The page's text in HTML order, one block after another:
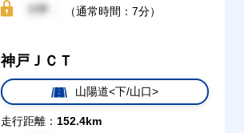
（通常時間：7分）
神戸ＪＣＴ
山陽道<下/山口>
走行距離： 152.4km